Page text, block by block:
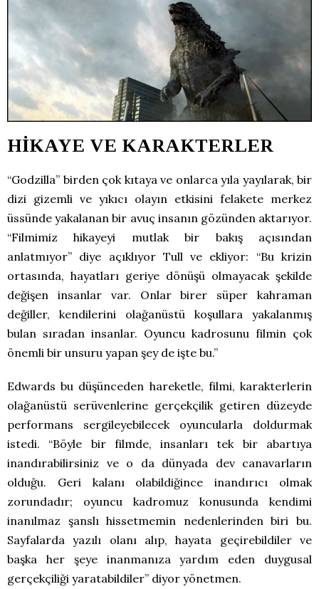
HİKAYE VE KARAKTERLER
“Godzilla” birden çok kıtaya ve onlarca yıla yayılarak, bir
dizi gizemli ve yıkıcı olayın etkisini felakete merkez
üssünde yakalanan bir avuç insanın gözünden aktarıyor.
“Filmimiz hikayeyi mutlak bir bakış açısından
anlatmıyor” diye açıklıyor Tull ve ekliyor: “Bu krizin
ortasında, hayatları geriye dönüşü olmayacak şekilde
değişen insanlar var. Onlar birer süper kahraman
değiller, kendilerini olağanüstü koşullara yakalanmış
bulan sıradan insanlar. Oyuncu kadrosunu filmin çok
önemli bir unsuru yapan şey de işte bu.”
Edwards bu düşünceden hareketle, filmi, karakterlerin
olağanüstü serüvenlerine gerçekçilik getiren düzeyde
performans sergileyebilecek oyuncularla doldurmak
istedi. “Böyle bir filmde, insanları tek bir abartıya
inandırabilirsiniz ve o da dünyada dev canavarların
olduğu. Geri kalanı olabildiğince inandırıcı olmak
zorundadır; oyuncu kadromuz konusunda kendimi
inanılmaz şanslı hissetmemin nedenlerinden biri bu.
Sayfalarda yazılı olanı alıp, hayata geçirebildiler ve
başka her şeye inanmanıza yardım eden duygusal
gerçekçiliği yaratabildiler” diyor yönetmen.